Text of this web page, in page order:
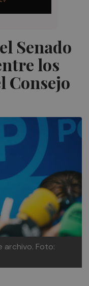
Senado
los
Consejo
archivo. Foto: